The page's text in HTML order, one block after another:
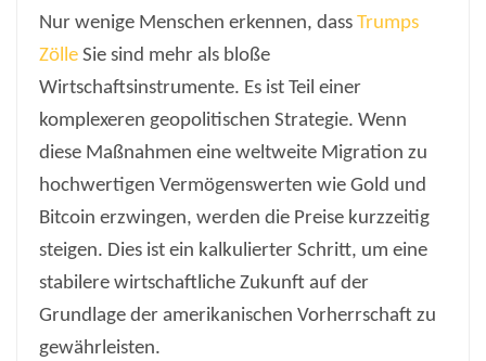
Nur wenige Menschen erkennen, dass Trumps
Zölle Sie sind mehr als bloße
Wirtschaftsinstrumente. Es ist Teil einer
komplexeren geopolitischen Strategie. Wenn
diese Maßnahmen eine weltweite Migration zu
hochwertigen Vermögenswerten wie Gold und
Bitcoin erzwingen, werden die Preise kurzzeitig
steigen. Dies ist ein kalkulierter Schritt, um eine
stabilere wirtschaftliche Zukunft auf der
Grundlage der amerikanischen Vorherrschaft zu
gewährleisten.